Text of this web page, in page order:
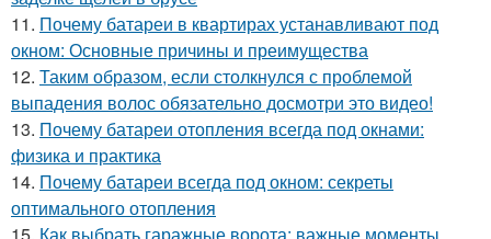
11. Почему батареи в квартирах устанавливают под
окном: Основные причины и преимущества
12. Таким образом, если столкнулся с проблемой
выпадения волос обязательно досмотри это видео!
13. Почему батареи отопления всегда под окнами:
физика и практика
14. Почему батареи всегда под окном: секреты
оптимального отопления